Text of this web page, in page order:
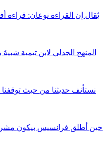
المنهج الجدلي لابن تيمية
حين أطلق فرانسيس بيكون